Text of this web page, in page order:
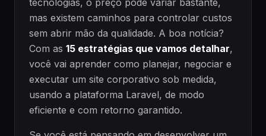
tecnologias, o preço pode variar bastante,
mas existem caminhos para controlar custos
sem abrir mão da qualidade. A boa notícia?
Com as 15 estratégias que vamos detalhar,
você vai aprender como planejar, negociar e
executar um site corporativo sob medida,
usando a plataforma Laravel, de modo
eficiente e com retorno garantido.